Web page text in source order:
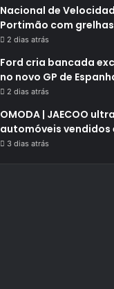
Nacional de
Portimão com
2 dias atrás
Ford cria bancada
no novo GP de
2 dias atrás
OMODA | JAECOO
automóveis vendidos
3 dias atrás